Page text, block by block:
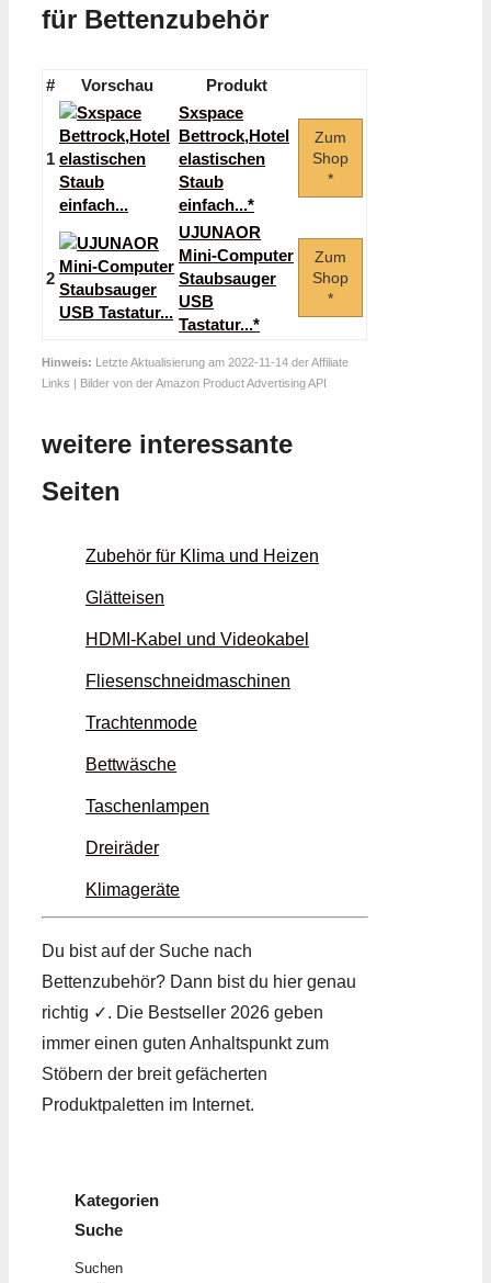
für Bettenzubehör
# Vorschau Produkt
1
Sxspace
Bettrock,Hotel
elastischen
Staub
einfach...*
Zum
Shop
*
2
UJUNAOR
Mini-Computer
Staubsauger
USB
Tastatur...*
Zum
Shop
*
Hinweis: Letzte Aktualisierung am 2022-11-14 der Affiliate
Links | Bilder von der Amazon Product Advertising API
weitere interessante
Seiten
Zubehör für Klima und Heizen
Glätteisen
HDMI-Kabel und Videokabel
Fliesenschneidmaschinen
Trachtenmode
Bettwäsche
Taschenlampen
Dreiräder
Klimageräte
Du bist auf der Suche nach
Bettenzubehör? Dann bist du hier genau
richtig ✓. Die Bestseller 2026 geben
immer einen guten Anhaltspunkt zum
Stöbern der breit gefächerten
Produktpaletten im Internet.
Kategorien
Suche
Suchen